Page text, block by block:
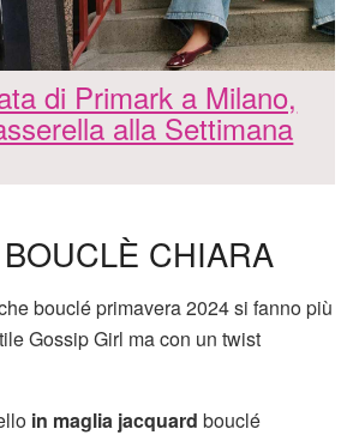
di Primark a Milano,
alla Settimana
CHIARA
bouclé primavera 2024 si fanno più
Gossip Girl ma con un twist
in maglia jacquard bouclé